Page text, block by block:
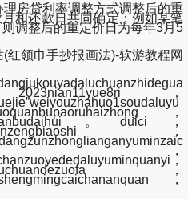
贷利率调整方式调整后的重
和还款日共同确定；例如某笔
调整后的重定价日为每年3月5
红领巾手抄报画法)-软游教程网
，
，
。duici，
，
，
，
，
，